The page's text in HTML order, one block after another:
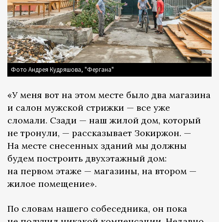
Фото Андрея Кудряшова, "Фергана"
«У меня вот на этом месте было два магазина
и салон мужской стрижки — все уже
сломали. Сзади — наш жилой дом, который
не тронули, — рассказывает Зокиржон. —
На месте снесенных зданий мы должны
будем построить двухэтажный дом:
на первом этаже — магазины, на втором —
жилое помещение».
По словам нашего собеседника, он пока